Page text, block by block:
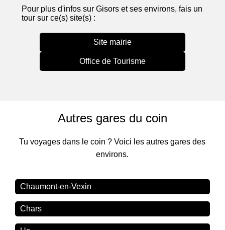
Pour plus d'infos sur Gisors et ses environs, fais un
tour sur ce(s) site(s) :
Site mairie
Office de Tourisme
Autres gares du coin
Tu voyages dans le coin ? Voici les autres gares des
environs.
Chaumont-en-Vexin
Chars